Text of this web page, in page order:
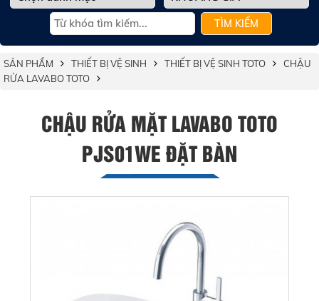
TÌM KIẾM
SẢN PHẨM THIẾT BỊ VỆ SINH THIẾT BỊ VỆ SINH TOTO
CHẬU
RỬA LAVABO TOTO
CHẬU RỬA MẶT LAVABO TOTO
PJS01WE ĐẶT BÀN